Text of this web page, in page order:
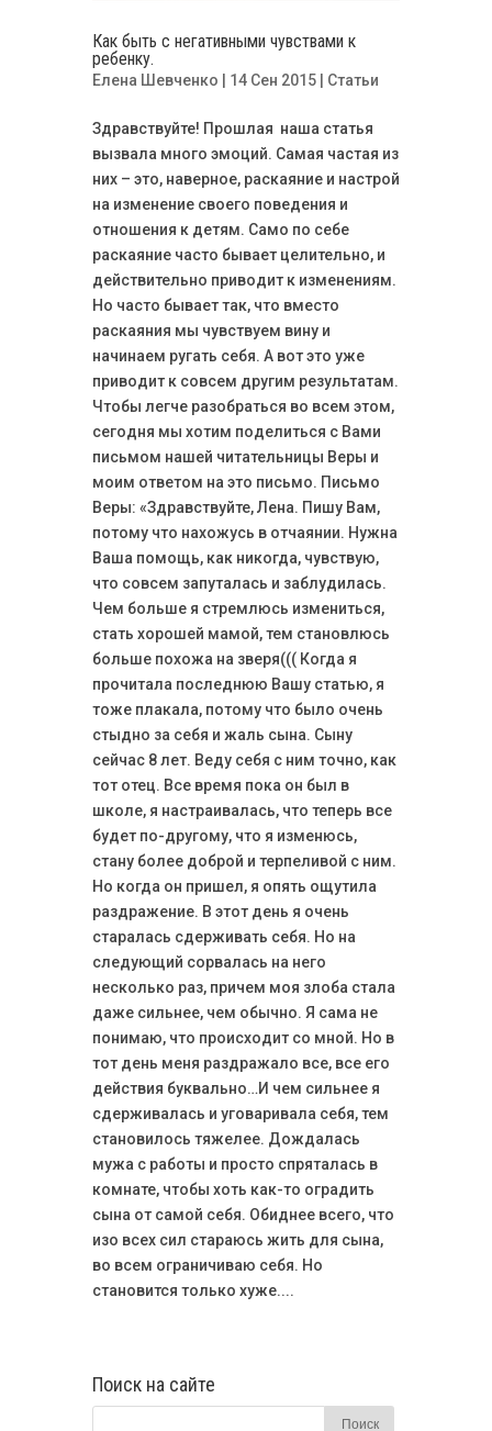
Как быть с негативными чувствами к
ребенку.
Елена Шевченко | 14 Сен 2015 | Статьи
Здравствуйте! Прошлая наша статья
вызвала много эмоций. Самая частая из
них – это, наверное, раскаяние и настрой
на изменение своего поведения и
отношения к детям. Само по себе
раскаяние часто бывает целительно, и
действительно приводит к изменениям.
Но часто бывает так, что вместо
раскаяния мы чувствуем вину и
начинаем ругать себя. А вот это уже
приводит к совсем другим результатам.
Чтобы легче разобраться во всем этом,
сегодня мы хотим поделиться с Вами
письмом нашей читательницы Веры и
моим ответом на это письмо. Письмо
Веры: «Здравствуйте, Лена. Пишу Вам,
потому что нахожусь в отчаянии. Нужна
Ваша помощь, как никогда, чувствую,
что совсем запуталась и заблудилась.
Чем больше я стремлюсь измениться,
стать хорошей мамой, тем становлюсь
больше похожа на зверя((( Когда я
прочитала последнюю Вашу статью, я
тоже плакала, потому что было очень
стыдно за себя и жаль сына. Сыну
сейчас 8 лет. Веду себя с ним точно, как
тот отец. Все время пока он был в
школе, я настраивалась, что теперь все
будет по-другому, что я изменюсь,
стану более доброй и терпеливой с ним.
Но когда он пришел, я опять ощутила
раздражение. В этот день я очень
старалась сдерживать себя. Но на
следующий сорвалась на него
несколько раз, причем моя злоба стала
даже сильнее, чем обычно. Я сама не
понимаю, что происходит со мной. Но в
тот день меня раздражало все, все его
действия буквально…И чем сильнее я
сдерживалась и уговаривала себя, тем
становилось тяжелее. Дождалась
мужа с работы и просто спряталась в
комнате, чтобы хоть как-то оградить
сына от самой себя. Обиднее всего, что
изо всех сил стараюсь жить для сына,
во всем ограничиваю себя. Но
становится только хуже....
Поиск на сайте